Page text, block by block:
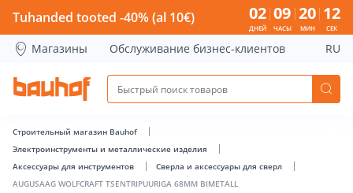
AUGUSAAG WOLFCRAFT TSENTRIPUURIGA 68MM
Tuhanded tooted -40% (al 10€) 02
ДНЕЙ
09
ЧАСЫ
20
МИН
11
СЕК
Магазины Обслуживание бизнес-клиентов RU
Строительный магазин Bauhof
Электроинструменты и металлические изделия
Аксессуары для инструментов
Сверла и аксессуары для сверл
AUGUSAAG WOLFCRAFT TSENTRIPUURIGA 68MM BIMETALL